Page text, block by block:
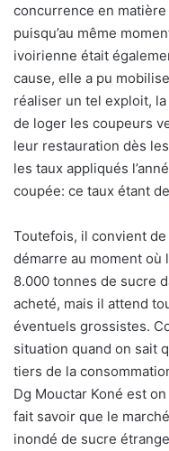
concurrence en
puisqu’au même
ivoirienne était
cause, elle a pu
réaliser un tel exploit,
de loger les coupeurs
leur restauration dès
les taux appliqués
coupée: ce taux étant
Toutefois, il convient
démarre au moment où
8.000 tonnes de sucre
acheté, mais il attend
éventuels grossistes.
situation quand on sait
tiers de la
Dg Mouctar Koné est
fait savoir que le
inondé de sucre